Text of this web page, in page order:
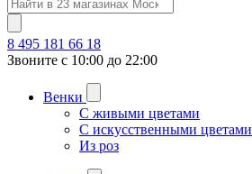
8 495 181 66 18
Звоните с 10:00 до 22:00
Венки
С живыми цветами
С искусственными цветами
Из роз